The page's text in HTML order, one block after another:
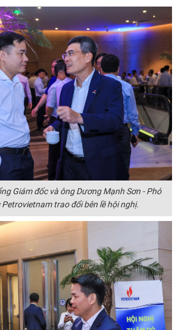
Giám đốc và ông Dương Mạnh Sơn - Phó
Petrovietnam trao đổi bên lề hội nghị.